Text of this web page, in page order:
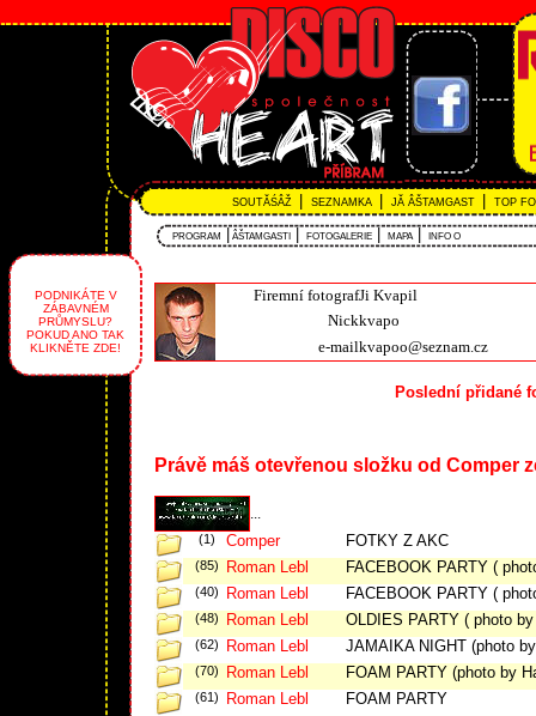
SOUTĂŚÂŽ SEZNAMKA JĂ ÂŠTAMGAST TOP
PROGRAM ÂŠTAMGASTI FOTOGALERIE MAPA INFO O
PODNIKÁTE V
ZÁBAVNÉM
PRŮMYSLU?
POKUD ANO TAK
KLIKNĚTE ZDE!
Firemní fotografJi Kvapil
Nickkvapo
e-mailkvapoo@seznam.cz
Poslední přidané
Právě máš otevřenou složku od Comper
...
(1) Comper FOTKY Z AKC
(85) Roman Lebl FACEBOOK PARTY (
(40) Roman Lebl FACEBOOK PARTY (
(48) Roman Lebl OLDIES PARTY ( photo
(62) Roman Lebl JAMAIKA NIGHT (photo
(70) Roman Lebl FOAM PARTY (photo by
(61) Roman Lebl FOAM PARTY